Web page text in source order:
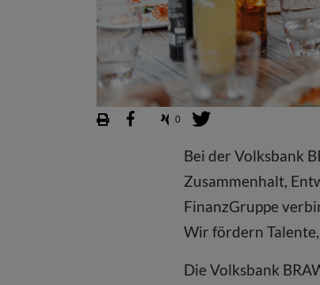
0
Bei der Volksbank
Zusammenhalt,
FinanzGruppe
Wir fördern
Die Volksbank